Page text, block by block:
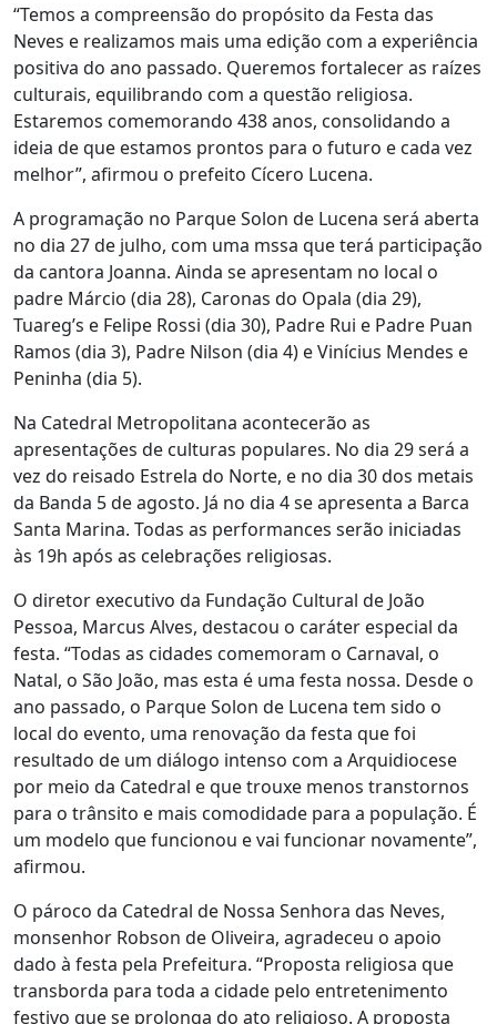
“Temos a compreensão do propósito da Festa das
Neves e realizamos mais uma edição com a experiência
positiva do ano passado. Queremos fortalecer as raízes
culturais, equilibrando com a questão religiosa.
Estaremos comemorando 438 anos, consolidando a
ideia de que estamos prontos para o futuro e cada vez
melhor”, afirmou o prefeito Cícero Lucena.
A programação no Parque Solon de Lucena será aberta
no dia 27 de julho, com uma mssa que terá participação
da cantora Joanna. Ainda se apresentam no local o
padre Márcio (dia 28), Caronas do Opala (dia 29),
Tuareg’s e Felipe Rossi (dia 30), Padre Rui e Padre Puan
Ramos (dia 3), Padre Nilson (dia 4) e Vinícius Mendes e
Peninha (dia 5).
Na Catedral Metropolitana acontecerão as
apresentações de culturas populares. No dia 29 será a
vez do reisado Estrela do Norte, e no dia 30 dos metais
da Banda 5 de agosto. Já no dia 4 se apresenta a Barca
Santa Marina. Todas as performances serão iniciadas
às 19h após as celebrações religiosas.
O diretor executivo da Fundação Cultural de João
Pessoa, Marcus Alves, destacou o caráter especial da
festa. “Todas as cidades comemoram o Carnaval, o
Natal, o São João, mas esta é uma festa nossa. Desde o
ano passado, o Parque Solon de Lucena tem sido o
local do evento, uma renovação da festa que foi
resultado de um diálogo intenso com a Arquidiocese
por meio da Catedral e que trouxe menos transtornos
para o trânsito e mais comodidade para a população. É
um modelo que funcionou e vai funcionar novamente”,
afirmou.
O pároco da Catedral de Nossa Senhora das Neves,
monsenhor Robson de Oliveira, agradeceu o apoio
dado à festa pela Prefeitura. “Proposta religiosa que
transborda para toda a cidade pelo entretenimento
festivo que se prolonga do ato religioso. A proposta